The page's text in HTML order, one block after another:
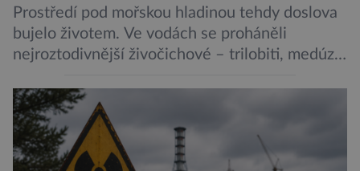
Prostředí pod mořskou hladinou tehdy doslova
bujelo životem. Ve vodách se proháněli
nejroztodivnější živočichové – trilobiti, medúzy
prazvláštní stonožce podobný tvor, který měl
zárodky zbraní typických pro dnešní pavouky.
Pavouci, štíři či klíšťata jsou členovci patřící do
skupiny klepítkatců. Vyznačují se takzvanými